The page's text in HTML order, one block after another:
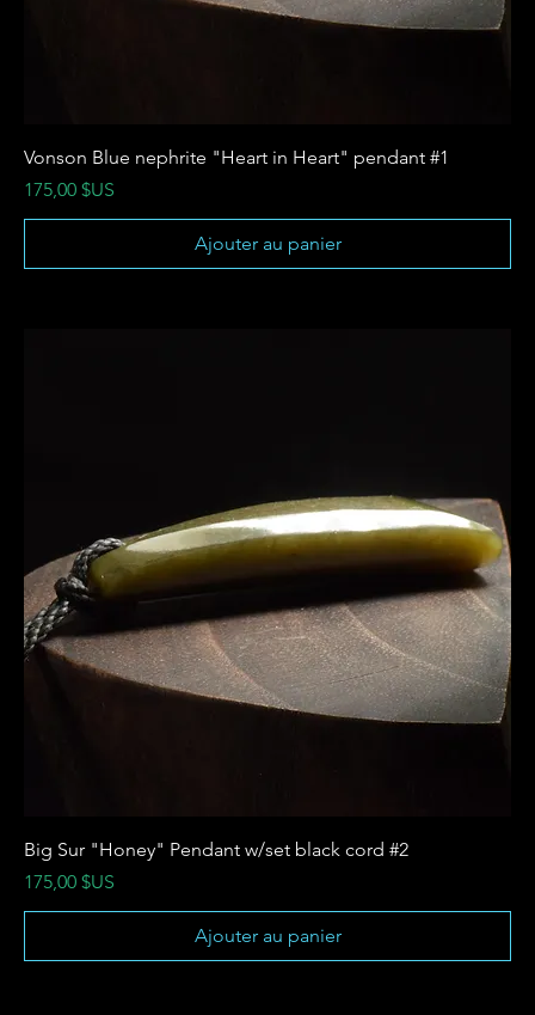
Vonson Blue nephrite "Heart in Heart" pendant #1
Prix
175,00 $US
Ajouter au panier
Big Sur "Honey" Pendant w/set black cord #2
Prix
175,00 $US
Ajouter au panier